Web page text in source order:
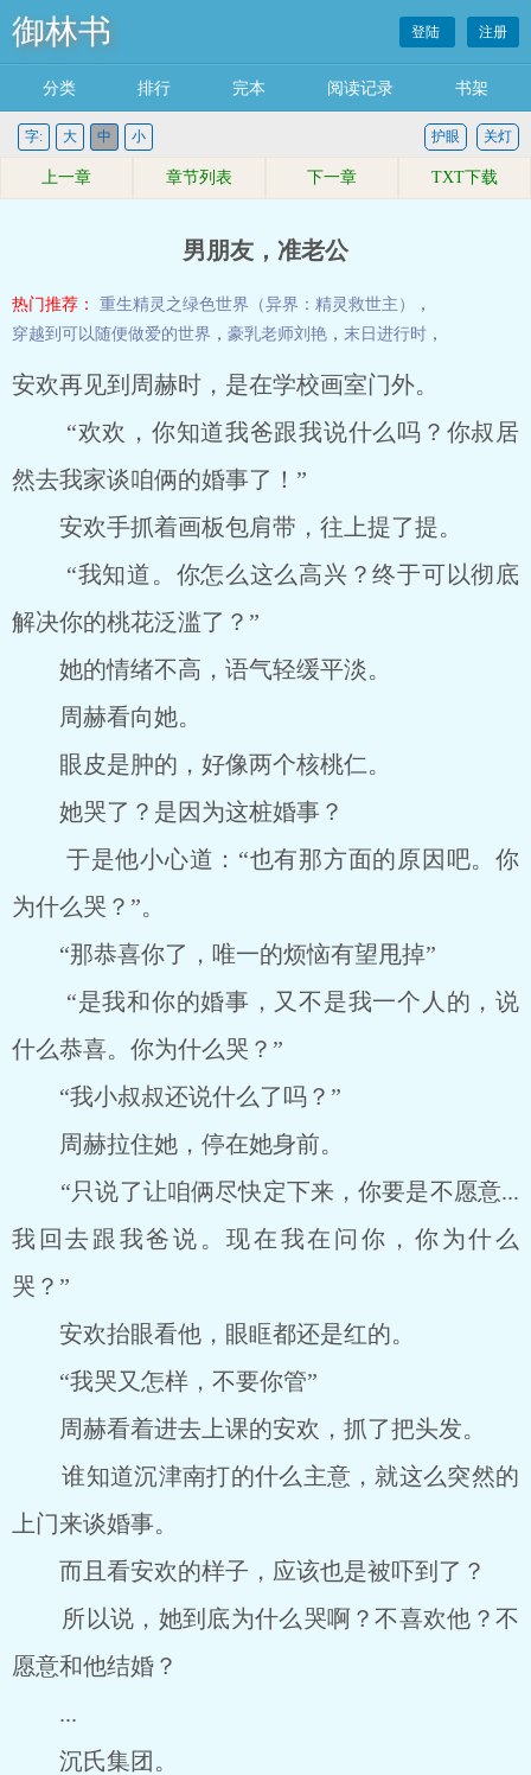
御林书 登陆 注册
分类 排行 完本 阅读记录 书架
字: 大 中 小 关灯
护眼
上一章 章节列表 下一章 TXT下载
男朋友，准老公
热门推荐： 重生精灵之绿色世界（异界：精灵救世主）
，
穿越到可以随便做爱的世界 ， 豪乳老师刘艳 ， 末日进行时 ，
安欢再见到周赫时，是在学校画室门外。
“欢欢，你知道我爸跟我说什么吗？你叔居
然去我家谈咱俩的婚事了！”
安欢手抓着画板包肩带，往上提了提。
“我知道。你怎么这么高兴？终于可以彻底
解决你的桃花泛滥了？”
她的情绪不高，语气轻缓平淡。
周赫看向她。
眼皮是肿的，好像两个核桃仁。
她哭了？是因为这桩婚事？
于是他小心道：“也有那方面的原因吧。你
为什么哭？”。
“那恭喜你了，唯一的烦恼有望甩掉”
“是我和你的婚事，又不是我一个人的，说
什么恭喜。你为什么哭？”
“我小叔叔还说什么了吗？”
周赫拉住她，停在她身前。
“只说了让咱俩尽快定下来，你要是不愿意...
我回去跟我爸说。现在我在问你，你为什么
哭？”
安欢抬眼看他，眼眶都还是红的。
“我哭又怎样，不要你管”
周赫看着进去上课的安欢，抓了把头发。
谁知道沉津南打的什么主意，就这么突然的
上门来谈婚事。
而且看安欢的样子，应该也是被吓到了？
所以说，她到底为什么哭啊？不喜欢他？不
愿意和他结婚？
...
沉氏集团。